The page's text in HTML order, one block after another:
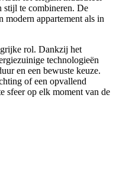
stijl te combineren. De
appartement als in
rol. Dankzij het
technologieën
en een bewuste keuze.
of een opvallend
sfeer op elk moment van de